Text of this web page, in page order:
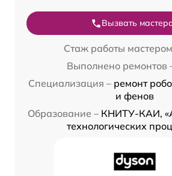
Вызвать
Стаж работы
Выполнено ремонтов
Специализация – ремонт
и фенов
Образование – КНИТУ-КАИ,
технологических